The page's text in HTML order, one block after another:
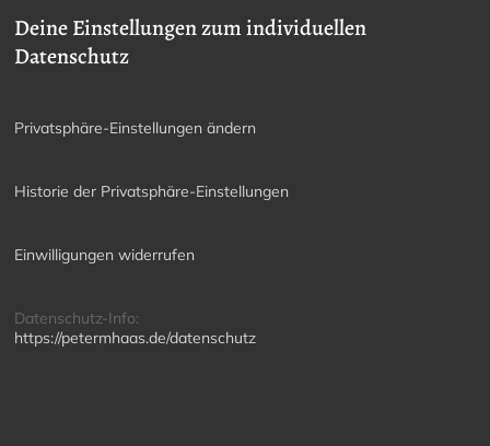
Deine Einstellungen zum individuellen
Datenschutz
Privatsphäre-Einstellungen ändern
Historie der Privatsphäre-Einstellungen
Einwilligungen widerrufen
Datenschutz-Info:
https://petermhaas.de/datenschutz